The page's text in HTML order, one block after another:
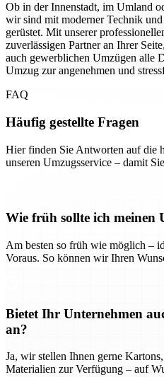
Ob in der Innenstadt, im Umland
wir sind mit moderner Technik und
gerüstet. Mit unserer
zuverlässigen Partner an Ihrer
auch gewerblichen Umzügen alle
Umzug zur angenehmen und
FAQ
Häufig gestellte Fragen
Hier finden Sie Antworten auf die
unseren Umzugsservice – damit
Wie früh sollte ich meinen
Am besten so früh wie möglich –
Voraus. So können wir Ihren
Bietet Ihr Unternehmen
an?
Ja, wir stellen Ihnen gerne
Materialien zur Verfügung – auf